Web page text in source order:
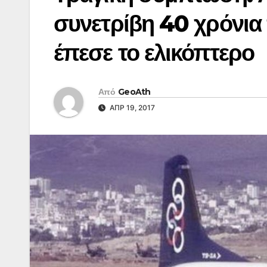
συνετρίβη 40
έπεσε το ελικόπτερο
Από GeoAth
ΑΠΡ 19, 2017